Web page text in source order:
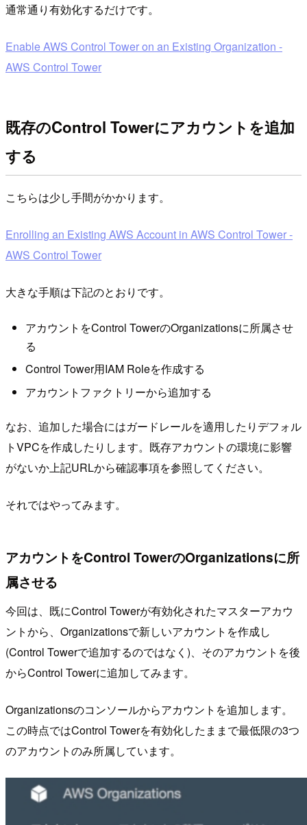
通常通り有効化するだけです。
Enable AWS Control Tower on an Existing Organization -
AWS Control Tower
既存のControl Towerにアカウントを追加
する
こちらは少し手間がかかります。
Enrolling an Existing AWS Account in AWS Control Tower -
AWS Control Tower
大きな手順は下記のとおりです。
アカウントをControl TowerのOrganizationsに所属させ
る
Control Tower用IAM Roleを作成する
アカウントファクトリーから追加する
なお、追加した場合にはガードレールを適用したりデフォル
トVPCを作成したりします。既存アカウントの環境に影響
がないか上記URLから確認事項を参照してください。
それではやってみます。
アカウントをControl TowerのOrganizationsに所
属させる
今回は、既にControl Towerが有効化されたマスターアカウ
ントから、Organizationsで新しいアカウントを作成し
(Control Towerで追加するのではなく)、そのアカウントを後
からControl Towerに追加してみます。
Organizationsのコンソールからアカウントを追加します。
この時点ではControl Towerを有効化したままで最低限の3つ
のアカウントのみ所属しています。